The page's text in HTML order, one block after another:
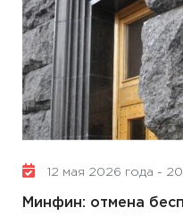
12 мая 2026 года -
Минфин: отмена